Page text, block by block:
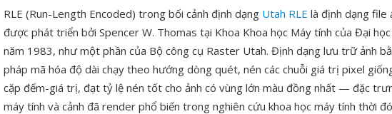
RLE (Run-Length Encoded) trong bối cảnh định dạng Utah RLE là định dạng file
được phát triển bởi Spencer W. Thomas tại Khoa Khoa học Máy tính của Đại
năm 1983, như một phần của Bộ công cụ Raster Utah. Định dạng lưu trữ ảnh
pháp mã hóa độ dài chạy theo hướng dòng quét, nén các chuỗi giá trị pixel
cặp đếm-giá trị, đạt tỷ lệ nén tốt cho ảnh có vùng lớn màu đồng nhất — đặc
máy tính và cảnh đã render phổ biến trong nghiên cứu khoa học máy tính thời